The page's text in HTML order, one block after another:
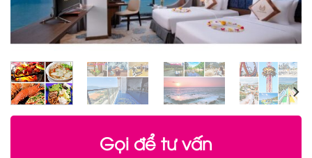
Gọi để tư vấn